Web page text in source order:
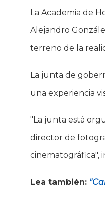
La Academia de
Alejandro
terreno de la
La junta de
una experiencia
"La junta está
director de
cinematográfica",
Lea también: